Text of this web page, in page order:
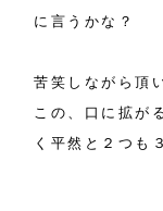
に言うかな？
苦笑しながら頂
この、口に拡が
く平然と２つも